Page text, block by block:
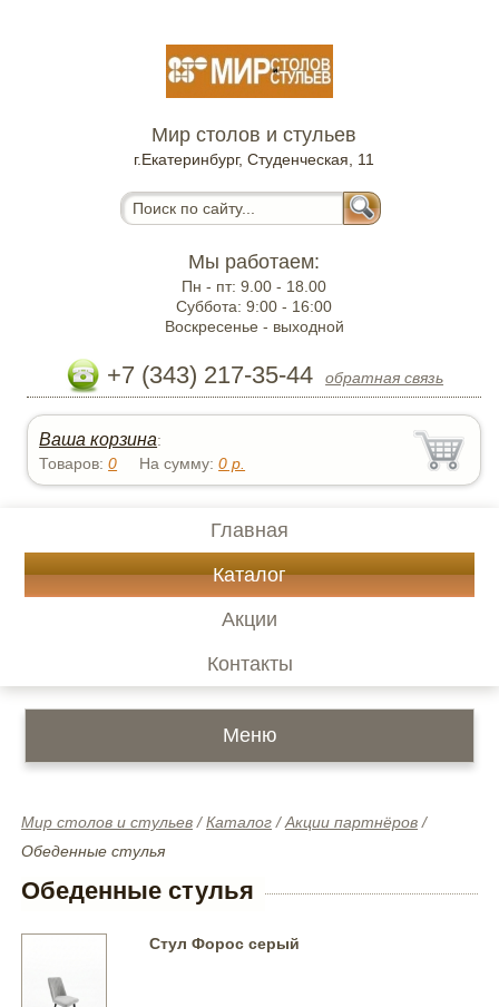
Мир столов и стульев
г.Екатеринбург, Студенческая, 11
Мы работаем:
Пн - пт:9.00 - 18.00
Суббота:9:00 - 16:00
Воскресенье - выходной
+7 (343) 217-35-44 обратная связь
Ваша корзина:
Товаров:0 На сумму:0 р.
Главная
Каталог
Акции
Контакты
Меню
Мир столов и стульев /Каталог /Акции партнёров /
Обеденные стулья
Обеденные стулья
Стул Форос серый